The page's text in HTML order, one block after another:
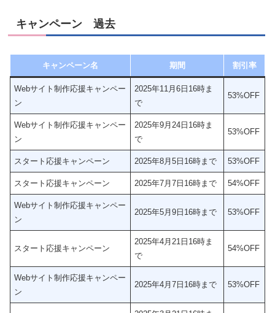
キャンペーン 過去
キャンペーン名 期間 割引率
Webサイト制作応援キャンペー
ン
2025年11月6日16時ま
で
53%OFF
Webサイト制作応援キャンペー
ン
2025年9月24日16時ま
で
53%OFF
スタート応援キャンペーン 2025年8月5日16時まで 53%OFF
スタート応援キャンペーン 2025年7月7日16時まで 54%OFF
Webサイト制作応援キャンペー
ン
2025年5月9日16時まで 53%OFF
スタート応援キャンペーン
2025年4月21日16時ま
で
54%OFF
Webサイト制作応援キャンペー
ン
2025年4月7日16時まで 53%OFF